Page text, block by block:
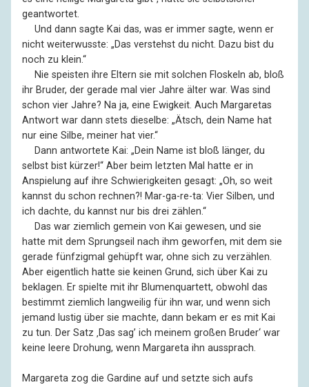
geantwortet.
Und dann sagte Kai das, was er immer sagte, wenn er
nicht weiterwusste: „Das verstehst du nicht. Dazu bist du
noch zu klein.“
Nie speisten ihre Eltern sie mit solchen Floskeln ab, bloß
ihr Bruder, der gerade mal vier Jahre älter war. Was sind
schon vier Jahre? Na ja, eine Ewigkeit. Auch Margaretas
Antwort war dann stets dieselbe: „Ätsch, dein Name hat
nur eine Silbe, meiner hat vier.“
Dann antwortete Kai: „Dein Name ist bloß länger, du
selbst bist kürzer!“ Aber beim letzten Mal hatte er in
Anspielung auf ihre Schwierigkeiten gesagt: „Oh, so weit
kannst du schon rechnen?! Mar-ga-re-ta: Vier Silben, und
ich dachte, du kannst nur bis drei zählen.“
Das war ziemlich gemein von Kai gewesen, und sie
hatte mit dem Sprungseil nach ihm geworfen, mit dem sie
gerade fünfzigmal gehüpft war, ohne sich zu verzählen.
Aber eigentlich hatte sie keinen Grund, sich über Kai zu
beklagen. Er spielte mit ihr Blumenquartett, obwohl das
bestimmt ziemlich langweilig für ihn war, und wenn sich
jemand lustig über sie machte, dann bekam er es mit Kai
zu tun. Der Satz ‚Das sag’ ich meinem großen Bruder‘ war
keine leere Drohung, wenn Margareta ihn aussprach.
Margareta zog die Gardine auf und setzte sich aufs